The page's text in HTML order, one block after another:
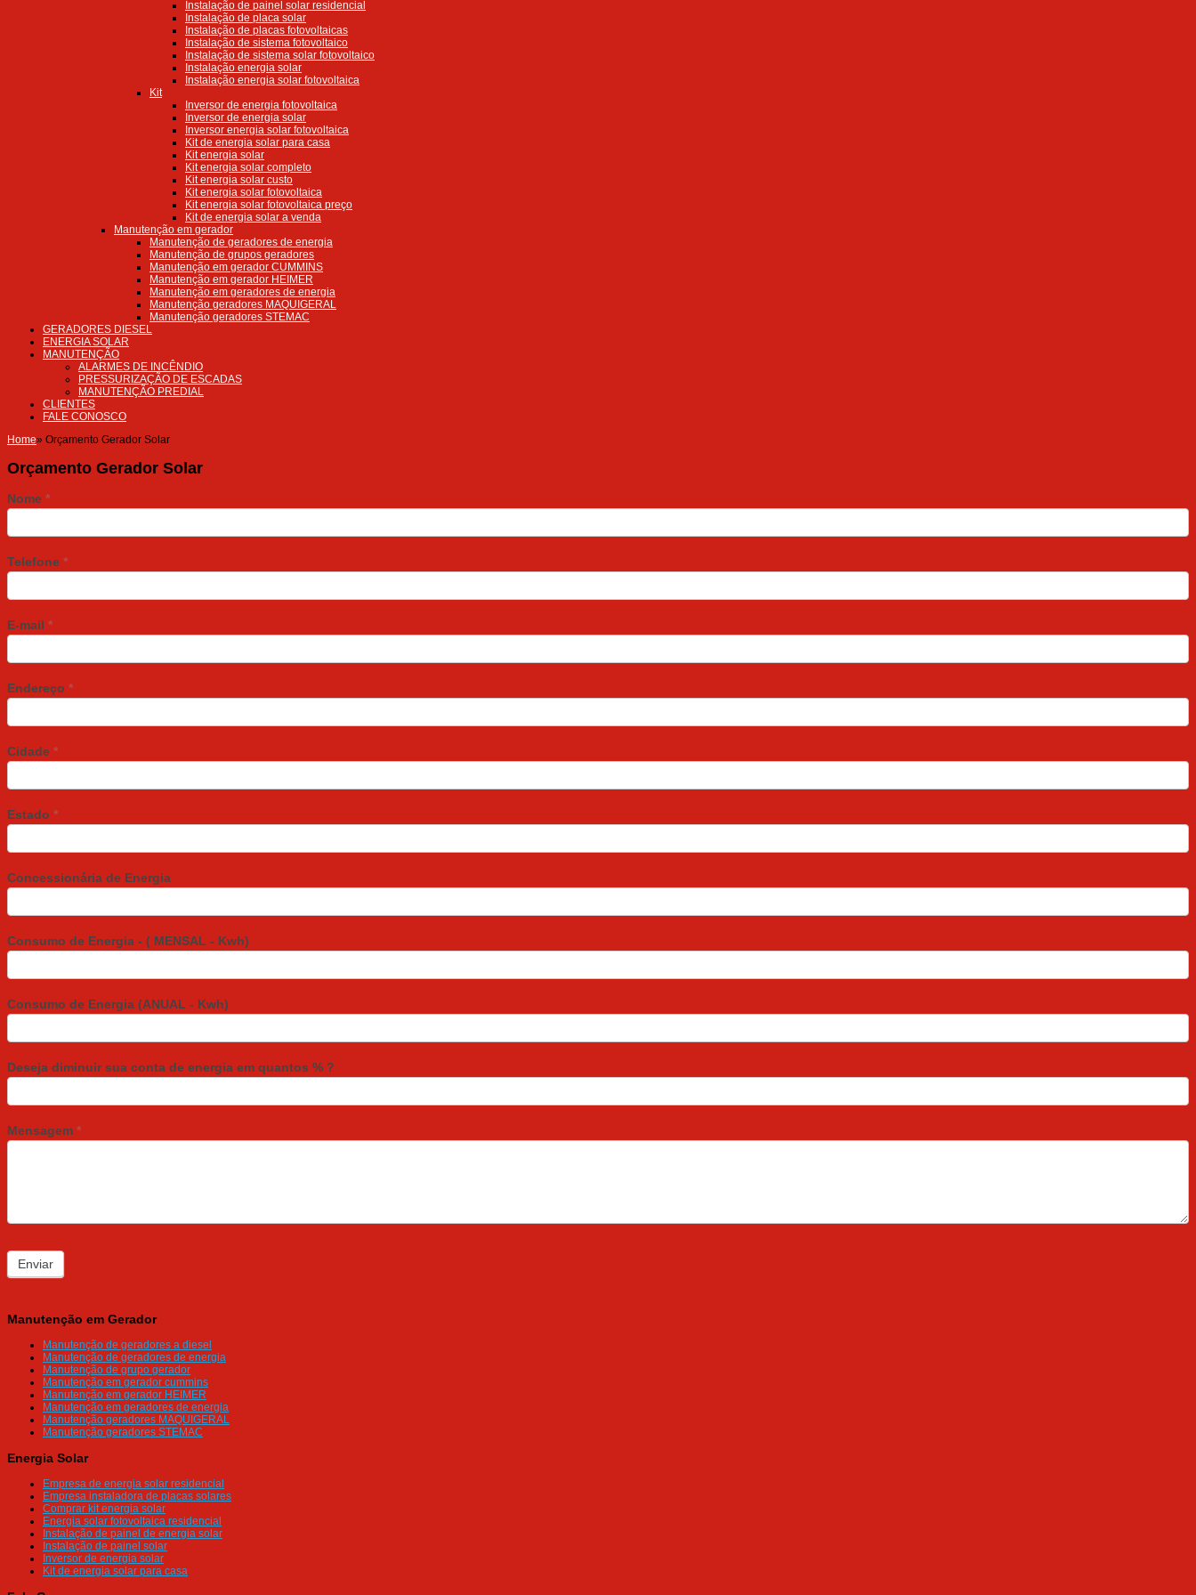
Instalação de painel solar residencial
Instalação de placa solar
Instalação de placas fotovoltaicas
Instalação de sistema fotovoltaico
Instalação de sistema solar fotovoltaico
Instalação energia solar
Instalação energia solar fotovoltaica
Kit
Inversor de energia fotovoltaica
Inversor de energia solar
Inversor energia solar fotovoltaica
Kit de energia solar para casa
Kit energia solar
Kit energia solar completo
Kit energia solar custo
Kit energia solar fotovoltaica
Kit energia solar fotovoltaica preço
Kit de energia solar a venda
Manutenção em gerador
Manutenção de geradores de energia
Manutenção de grupos geradores
Manutenção em gerador CUMMINS
Manutenção em gerador HEIMER
Manutenção em geradores de energia
Manutenção geradores MAQUIGERAL
Manutenção geradores STEMAC
GERADORES DIESEL
ENERGIA SOLAR
MANUTENÇÃO
ALARMES DE INCÊNDIO
PRESSURIZAÇÃO DE ESCADAS
MANUTENÇÃO PREDIAL
CLIENTES
FALE CONOSCO
Home» Orçamento Gerador Solar
Orçamento Gerador Solar
Nome *
Telefone *
E-mail *
Endereço *
Cidade *
Estado *
Concessionária de Energia
Consumo de Energia - ( MENSAL - Kwh)
Consumo de Energia (ANUAL - Kwh)
Deseja diminuir sua conta de energia em quantos % ?
Mensagem *
Enviar
Manutenção em Gerador
Manutenção de geradores a diesel
Manutenção de geradores de energia
Manutenção de grupo gerador
Manutenção em gerador cummins
Manutenção em gerador HEIMER
Manutenção em geradores de energia
Manutenção geradores MAQUIGERAL
Manutenção geradores STEMAC
Energia Solar
Empresa de energia solar residencial
Empresa instaladora de placas solares
Comprar kit energia solar
Energia solar fotovoltaica residencial
Instalação de painel de energia solar
Instalação de painel solar
Inversor de energia solar
Kit de energia solar para casa